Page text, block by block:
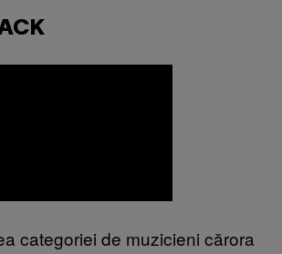
categoriei de muzicieni cărora